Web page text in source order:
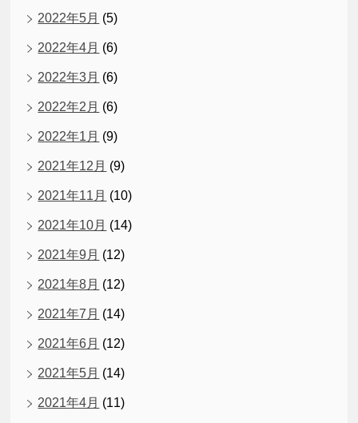
2022年5月 (5)
2022年4月 (6)
2022年3月 (6)
2022年2月 (6)
2022年1月 (9)
2021年12月 (9)
2021年11月 (10)
2021年10月 (14)
2021年9月 (12)
2021年8月 (12)
2021年7月 (14)
2021年6月 (12)
2021年5月 (14)
2021年4月 (11)